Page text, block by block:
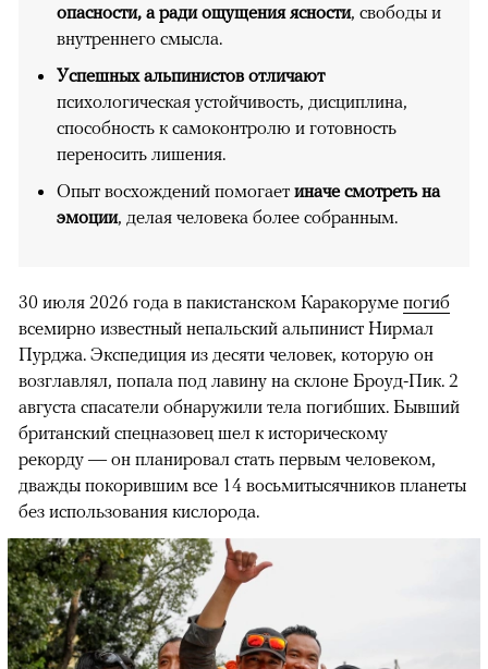
опасности, а ради ощущения ясности, свободы и
внутреннего смысла.
Успешных альпинистов отличают
психологическая устойчивость, дисциплина,
способность к самоконтролю и готовность
переносить лишения.
Опыт восхождений помогает иначе смотреть на
эмоции, делая человека более собранным.
30 июля 2026 года в пакистанском Каракоруме погиб
всемирно известный непальский альпинист Нирмал
Пурджа. Экспедиция из десяти человек, которую он
возглавлял, попала под лавину на склоне Броуд-Пик. 2
августа спасатели обнаружили тела погибших. Бывший
британский спецназовец шел к историческому
рекорду — он планировал стать первым человеком,
дважды покорившим все 14 восьмитысячников планеты
без использования кислорода.